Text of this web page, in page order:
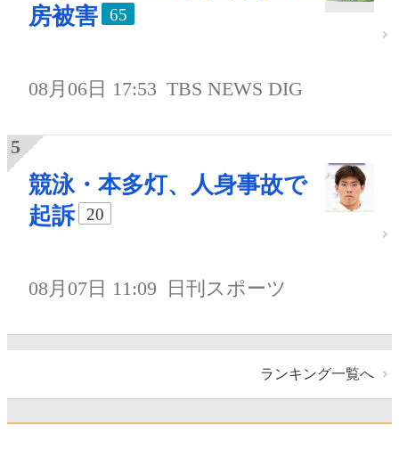
房被害
65
08月06日 17:53 TBS NEWS DIG
競泳・本多灯、人身事故で
起訴
20
08月07日 11:09 日刊スポーツ
ランキング一覧へ